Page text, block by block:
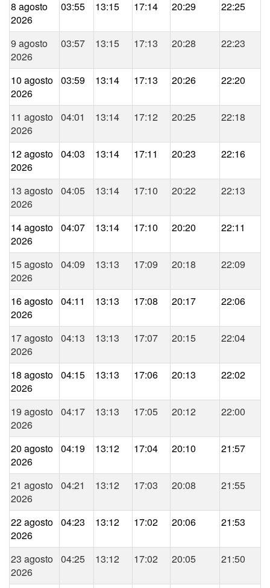
8 agosto
2026
03:55 13:15 17:14 20:29 22:25
9 agosto
2026
03:57 13:15 17:13 20:28 22:23
10 agosto
2026
03:59 13:14 17:13 20:26 22:20
11 agosto
2026
04:01 13:14 17:12 20:25 22:18
12 agosto
2026
04:03 13:14 17:11 20:23 22:16
13 agosto
2026
04:05 13:14 17:10 20:22 22:13
14 agosto
2026
04:07 13:14 17:10 20:20 22:11
15 agosto
2026
04:09 13:13 17:09 20:18 22:09
16 agosto
2026
04:11 13:13 17:08 20:17 22:06
17 agosto
2026
04:13 13:13 17:07 20:15 22:04
18 agosto
2026
04:15 13:13 17:06 20:13 22:02
19 agosto
2026
04:17 13:13 17:05 20:12 22:00
20 agosto
2026
04:19 13:12 17:04 20:10 21:57
21 agosto
2026
04:21 13:12 17:03 20:08 21:55
22 agosto
2026
04:23 13:12 17:02 20:06 21:53
23 agosto
2026
04:25 13:12 17:02 20:05 21:50